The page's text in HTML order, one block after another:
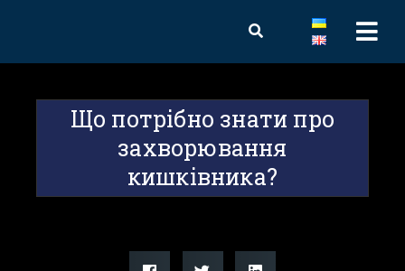
Що потрібно знати про
захворювання
кишківника?